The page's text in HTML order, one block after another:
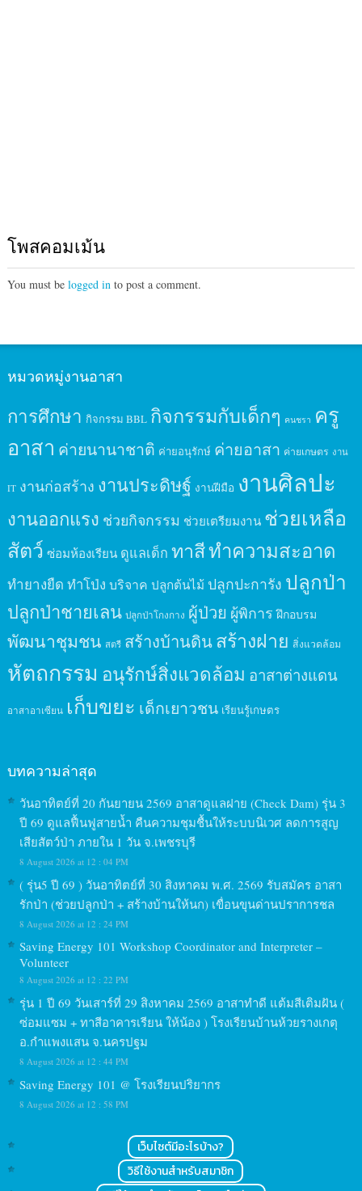
โพสคอมเม้น
You must be logged into post a comment.
หมวดหมู่งานอาสา
การศึกษา กิจกรรม BBL กิจกรรมกับเด็กๆ คนชรา ครู
อาสา ค่ายนานาชาติ ค่ายอนุรักษ์ ค่ายอาสา ค่ายเกษตร งาน
IT งานก่อสร้าง งานประดิษฐ์ งานฝีมือ งานศิลปะ
งานออกแรง ช่วยกิจกรรม ช่วยเตรียมงาน ช่วยเหลือ
สัตว์ ซ่อมห้องเรียน ดูแลเด็ก ทาสีทำความสะอาด
ทำยางยืด ทำโป่ง บริจาค ปลูกต้นไม้ ปลูกปะการัง ปลูกป่า
ปลูกป่าชายเลน ปลูกป่าโกงกาง ผู้ป่วย ผู้พิการ ฝึกอบรม
พัฒนาชุมชน สตรี สร้างบ้านดินสร้างฝาย สิ่งแวดล้อม
หัตถกรรม อนุรักษ์สิ่งแวดล้อม อาสาต่างแดน
อาสาอาเซียน เก็บขยะ เด็กเยาวชน เรียนรู้เกษตร
บทความล่าสุด
วันอาทิตย์ที่ 20 กันยายน 2569 อาสาดูแลฝาย (Check Dam) รุ่น 3
ปี 69 ดูแลฟื้นฟูสายน้ำ คืนความชุมชื้นให้ระบบนิเวศ ลดการสูญ
เสียสัตว์ป่า ภายใน 1 วัน จ.เพชรบุรี
8 August 2026 at 12 : 04 PM
( รุ่น5 ปี 69 ) วันอาทิตย์ที่ 30 สิงหาคม พ.ศ. 2569 รับสมัคร อาสา
รักป่า (ช่วยปลูกป่า + สร้างบ้านให้นก) เขื่อนขุนด่านปราการชล
8 August 2026 at 12 : 24 PM
Saving Energy 101 Workshop Coordinator and Interpreter –
Volunteer
8 August 2026 at 12 : 22 PM
รุ่น 1 ปี 69 วันเสาร์ที่ 29 สิงหาคม 2569 อาสาทำดี แต้มสีเติมฝัน (
ซ่อมแซม + ทาสีอาคารเรียน ให้น้อง ) โรงเรียนบ้านห้วยรางเกตุ
อ.กำแพงแสน จ.นครปฐม
8 August 2026 at 12 : 44 PM
Saving Energy 101 @ โรงเรียนปริยากร
8 August 2026 at 12 : 58 PM
เว็บไซต์มีอะไรบ้าง?
วิธีใช้งานสำหรับสมาชิก